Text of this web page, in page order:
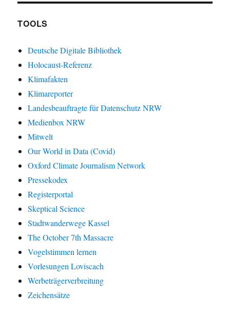
TOOLS
Deutsche Digitale Bibliothek
Holocaust-Referenz
Klimafakten
Klimareporter
Landesbeauftragte für Datenschutz NRW
Medienbox NRW
Mitwelt
Our World in Data (Covid)
Oxford Climate Journalism Network
Pressekodex
Registerportal
Skeptical Science
Stadtwanderwege Kassel
The October 7th Massacre
Vogelstimmen lernen
Vorlesungen Loviscach
Werbeträgerverbreitung
Zeichensätze